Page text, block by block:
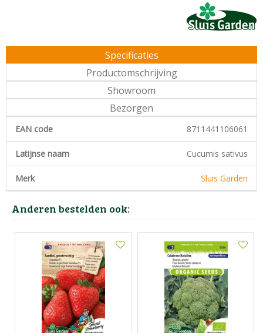
Specificaties
Productomschrijving
Showroom
Bezorgen
EAN code 8711441106061
Latijnse naam Cucumis sativus
Merk Sluis Garden
Anderen bestelden ook: